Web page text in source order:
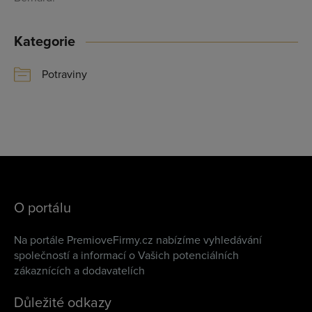
Kategorie
Potraviny
O portálu
Na portále PremioveFirmy.cz nabízíme vyhledávání
společností a informací o Vašich potenciálních
zákaznících a dodavatelích
Důležité odkazy